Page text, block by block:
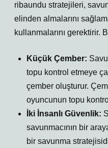
ribaundu stratejileri,
elinden almalarını
kullanmalarını gerektirir.
Küçük Çember:
topu kontrol etmeye
çember oluşturur.
oyuncunun topu
İki İnsanlı Güvenlik:
savunmacının bir
bir savunma